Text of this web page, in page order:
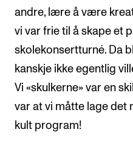
andre, lære å være
vi var frie til å skape et
skolekonsertturné. Da
kanskje ikke egentlig
Vi «skulkerne» var en
var at vi måtte lage det
kult program!